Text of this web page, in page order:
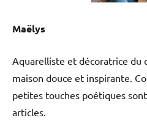
Maëlys
Aquarelliste et décoratrice du
maison douce et inspirante.
petites touches poétiques
articles.